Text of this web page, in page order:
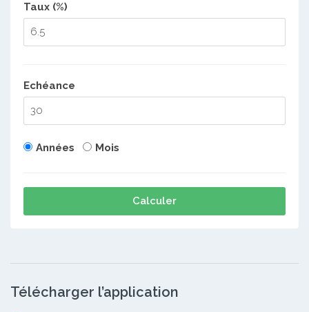
Taux (%)
Echéance
Années Mois
Calculer
Télécharger l’application